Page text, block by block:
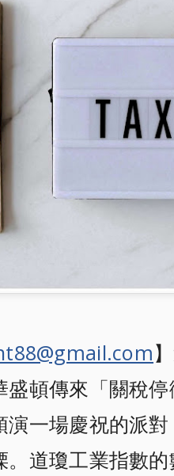
盛頓傳來「關稅
演一場慶祝的派
。道瓊工業指數